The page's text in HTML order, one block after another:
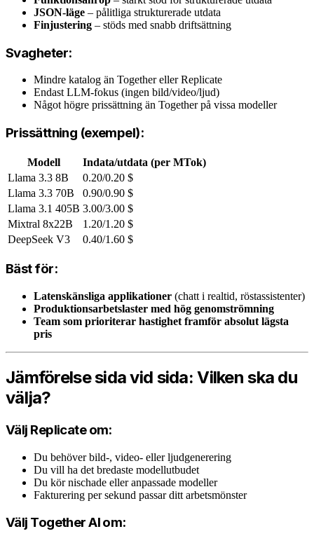
JSON-läge – pålitliga strukturerade utdata
Finjustering – stöds med snabb driftsättning
Svagheter:
Mindre katalog än Together eller Replicate
Endast LLM-fokus (ingen bild/video/ljud)
Något högre prissättning än Together på vissa modeller
Prissättning (exempel):
Modell
Indata/utdata (per MTok)
Llama 3.3 8B
0.20/0.20 $
Llama 3.3 70B
0.90/0.90 $
Llama 3.1 405B 3.00/3.00 $
Mixtral 8x22B
1.20/1.20 $
DeepSeek V3
0.40/1.60 $
Bäst för:
Latenskänsliga applikationer (chatt i realtid, röstassistenter)
Produktionsarbetslaster med hög genomströmning
Team som prioriterar hastighet framför absolut lägsta
pris
Jämförelse sida vid sida: Vilken ska du
välja?
Välj Replicate om:
Du behöver bild-, video- eller ljudgenerering
Du vill ha det bredaste modellutbudet
Du kör nischade eller anpassade modeller
Fakturering per sekund passar ditt arbetsmönster
Välj Together AI om: